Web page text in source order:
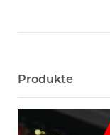
Produkte